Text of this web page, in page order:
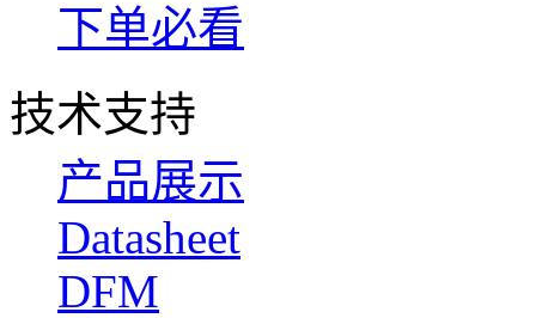
下单必看
技术支持
产品展示
Datasheet
DFM